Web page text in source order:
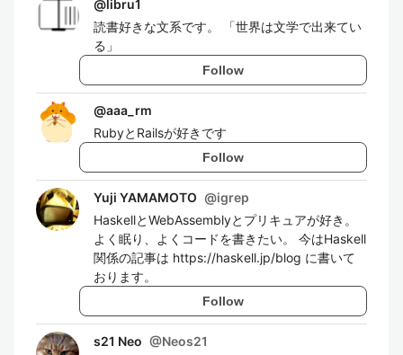
@libru1
読書好きな文系です。 「世界は文学で出来てい
る」
Follow
@aaa_rm
RubyとRailsが好きです
Follow
Yuji YAMAMOTO @igrep
HaskellとWebAssemblyとプリキュアが好き。
よく眠り、よくコードを書きたい。 今はHaskell
関係の記事は https://haskell.jp/blog に書いて
おります。
Follow
s21 Neo @Neos21